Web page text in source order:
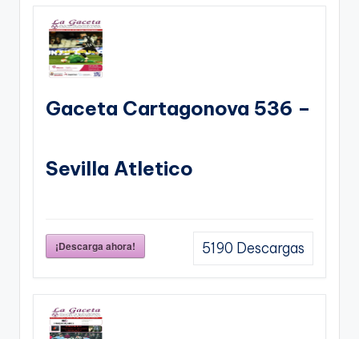
Gaceta Cartagonova 536 –
Sevilla Atletico
¡Descarga ahora! 5190 Descargas